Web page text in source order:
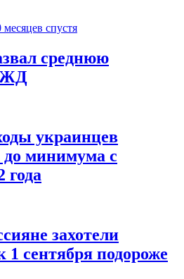
месяцев спустя
среднюю
украинцев
до минимума с
года
захотели
1 сентября подороже